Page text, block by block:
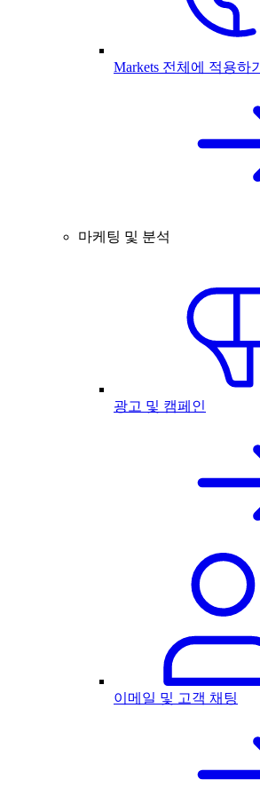
Markets 전체에 적용하기
마케팅 및 분석
광고 및 캠페인
이메일 및 고객 채팅